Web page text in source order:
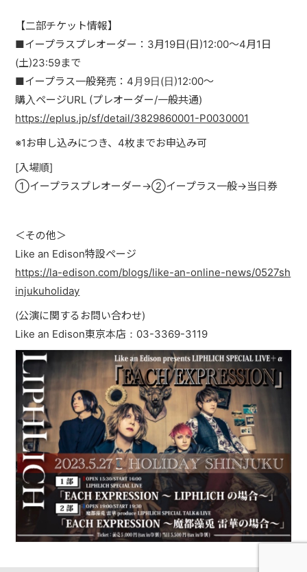
【二部チケット情報】
■イープラスプレオーダー：3月19日(日)12:00～4月1日
(土)23:59まで
■イープラス一般発売：4月9日(日)12:00～
購入ページURL (プレオーダー/一般共通)
https://eplus.jp/sf/detail/3829860001-P0030001
※1お申し込みにつき、4枚までお申込み可
[入場順]
①イープラスプレオーダー→②イープラス一般→当日券
＜その他＞
Like an Edison特設ページ
https://la-edison.com/blogs/like-an-online-news/0527sh
injukuholiday
(公演に関するお問い合わせ)
Like an Edison東京本店：03-3369-3119